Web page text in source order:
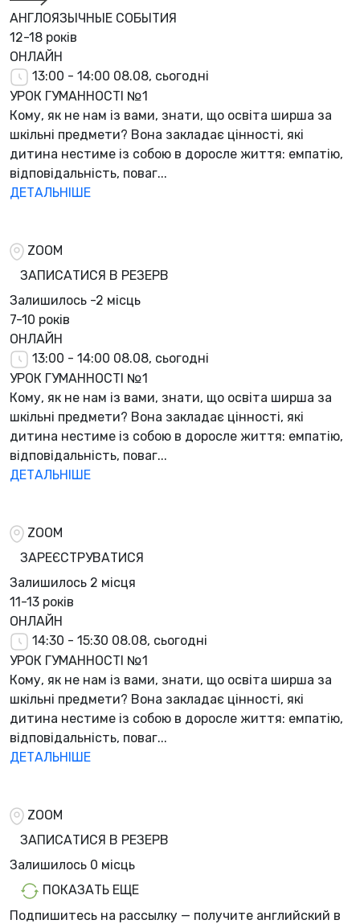
АНГЛОЯЗЫЧНЫЕ СОБЫТИЯ
12-18 років
ОНЛАЙН
13:00 - 14:00 08.08, сьогодні
УРОК ГУМАННОСТІ №1
Кому, як не нам із вами, знати, що освіта ширша за
шкільні предмети? Вона закладає цінності, які
дитина нестиме із собою в доросле життя: емпатію,
відповідальність, поваг...
ДЕТАЛЬНІШЕ
ZOOM
ЗАПИСАТИСЯ В РЕЗЕРВ
Залишилось -2 місць
7-10 років
ОНЛАЙН
13:00 - 14:00 08.08, сьогодні
УРОК ГУМАННОСТІ №1
Кому, як не нам із вами, знати, що освіта ширша за
шкільні предмети? Вона закладає цінності, які
дитина нестиме із собою в доросле життя: емпатію,
відповідальність, поваг...
ДЕТАЛЬНІШЕ
ZOOM
ЗАРЕЄСТРУВАТИСЯ
Залишилось 2 місця
11-13 років
ОНЛАЙН
14:30 - 15:30 08.08, сьогодні
УРОК ГУМАННОСТІ №1
Кому, як не нам із вами, знати, що освіта ширша за
шкільні предмети? Вона закладає цінності, які
дитина нестиме із собою в доросле життя: емпатію,
відповідальність, поваг...
ДЕТАЛЬНІШЕ
ZOOM
ЗАПИСАТИСЯ В РЕЗЕРВ
Залишилось 0 місць
ПОКАЗАТЬ ЕЩЕ
Подпишитесь на рассылку — получите английский в